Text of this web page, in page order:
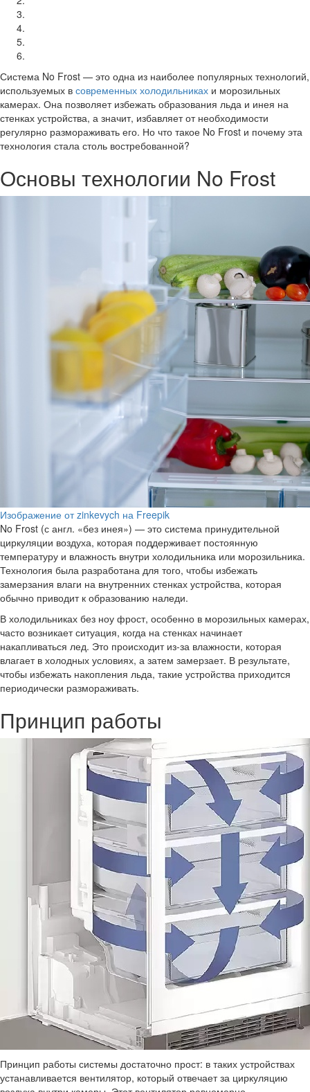
Система No Frost — это одна из наиболее популярных технологий,
используемых в современных холодильниках и морозильных
камерах. Она позволяет избежать образования льда и инея на
стенках устройства, а значит, избавляет от необходимости
регулярно размораживать его. Но что такое No Frost и почему эта
технология стала столь востребованной?
Основы технологии No Frost
Изображение от zinkevych на Freepik
No Frost (с англ. «без инея») — это система принудительной
циркуляции воздуха, которая поддерживает постоянную
температуру и влажность внутри холодильника или морозильника.
Технология была разработана для того, чтобы избежать
замерзания влаги на внутренних стенках устройства, которая
обычно приводит к образованию наледи.
В холодильниках без ноу фрост, особенно в морозильных камерах,
часто возникает ситуация, когда на стенках начинает
накапливаться лед. Это происходит из-за влажности, которая
влагает в холодных условиях, а затем замерзает. В результате,
чтобы избежать накопления льда, такие устройства приходится
периодически размораживать.
Принцип работы
Принцип работы системы достаточно прост: в таких устройствах
устанавливается вентилятор, который отвечает за циркуляцию